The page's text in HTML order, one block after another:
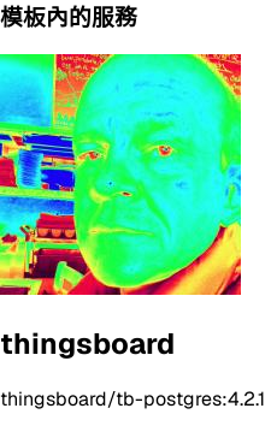
模板內的服務
thingsboard
thingsboard/tb-postgres:4.2.1